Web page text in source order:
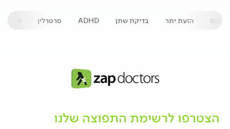
הזעת יתר בדיקת שתן ADHD סרטרלין
הצטרפו לרשימת התפוצה שלנו